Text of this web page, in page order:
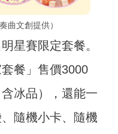
曲文創提供）
星賽限定套餐。
餐」售價3000
冰品），還能一
隨機小卡、隨機